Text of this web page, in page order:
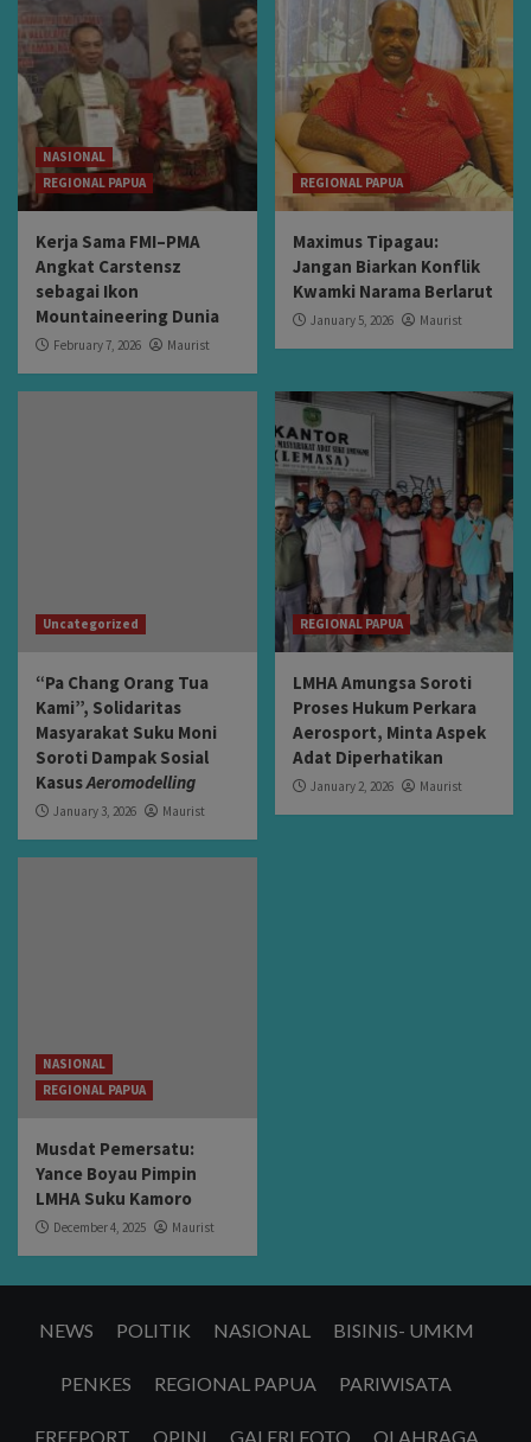
NASIONAL
REGIONAL PAPUA
Kerja Sama FMI–PMA
Angkat Carstensz
sebagai Ikon
Mountaineering Dunia
February 7, 2026 Maurist
REGIONAL PAPUA
Maximus Tipagau:
Jangan Biarkan Konflik
Kwamki Narama Berlarut
January 5, 2026 Maurist
Uncategorized
“Pa Chang Orang Tua
Kami”, Solidaritas
Masyarakat Suku Moni
Soroti Dampak Sosial
KasusAeromodelling
January 3, 2026 Maurist
REGIONAL PAPUA
LMHA Amungsa Soroti
Proses Hukum Perkara
Aerosport, Minta Aspek
Adat Diperhatikan
January 2, 2026 Maurist
NASIONAL
REGIONAL PAPUA
Musdat Pemersatu:
Yance Boyau Pimpin
LMHA Suku Kamoro
December 4, 2025 Maurist
NEWS POLITIK NASIONAL BISINIS- UMKM
PENKES REGIONAL PAPUA PARIWISATA
FREEPORT OPINI GALERI FOTO OLAHRAGA